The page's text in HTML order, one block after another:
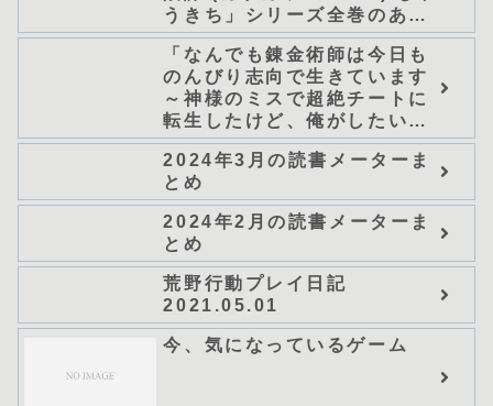
うきち」シリーズ全巻のあら
すじ・感想
「なんでも錬金術師は今日も
のんびり志向で生きています
～神様のミスで超絶チートに
転生したけど、俺がしたいの
は冒険じゃなくてホワイト商
会の立上げです～（グラスト
ノベルス） (グラスト
NOVELS)/可換環」シリーズ
全巻のあらすじ・感想
2024年3月の読書メーターま
とめ
2024年2月の読書メーターま
とめ
荒野行動プレイ日記
2021.05.01
今、気になっているゲーム